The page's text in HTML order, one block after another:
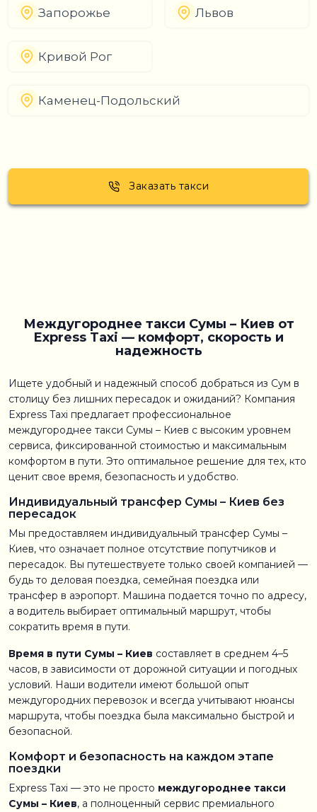
Запорожье Львов
Кривой Рог
Каменец-Подольский
Заказать такси
Междугороднее такси Сумы – Киев от
Express Taxi — комфорт, скорость и
надежность
Ищете удобный и надежный способ добраться из Сум в
столицу без лишних пересадок и ожиданий? Компания
Express Taxi предлагает профессиональное
междугороднее такси Сумы – Киев с высоким уровнем
сервиса, фиксированной стоимостью и максимальным
комфортом в пути. Это оптимальное решение для тех, кто
ценит свое время, безопасность и удобство.
Индивидуальный трансфер Сумы – Киев без
пересадок
Мы предоставляем индивидуальный трансфер Сумы –
Киев, что означает полное отсутствие попутчиков и
пересадок. Вы путешествуете только своей компанией —
будь то деловая поездка, семейная поездка или
трансфер в аэропорт. Машина подается точно по адресу,
а водитель выбирает оптимальный маршрут, чтобы
сократить время в пути.
Время в пути Сумы – Киев составляет в среднем 4–5
часов, в зависимости от дорожной ситуации и погодных
условий. Наши водители имеют большой опыт
междугородних перевозок и всегда учитывают нюансы
маршрута, чтобы поездка была максимально быстрой и
безопасной.
Комфорт и безопасность на каждом этапе
поездки
Express Taxi — это не просто междугороднее такси
Сумы – Киев, а полноценный сервис премиального